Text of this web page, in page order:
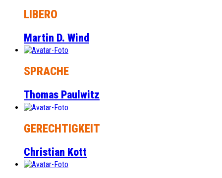
LIBERO
Martin D. Wind
SPRACHE
Thomas Paulwitz
GERECHTIGKEIT
Christian Kott